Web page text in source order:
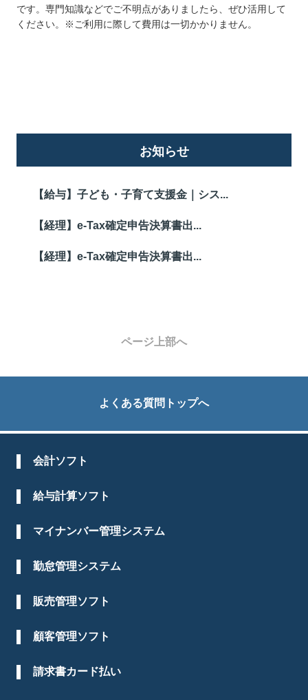
です。専門知識などでご不明点がありましたら、ぜひ活用して
ください。※ご利用に際して費用は一切かかりません。
お知らせ
【給与】子ども・子育て支援金｜シス...
【経理】e-Tax確定申告決算書出...
【経理】e-Tax確定申告決算書出...
ページ上部へ
よくある質問トップへ
会計ソフト
給与計算ソフト
マイナンバー管理システム
勤怠管理システム
販売管理ソフト
顧客管理ソフト
請求書カード払い